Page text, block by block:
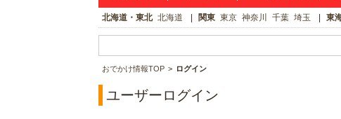
北海道・東北 北海道 関東 東京 神奈川 千葉 埼玉 東
おでかけ情報TOP ログイン
ユーザーログイン